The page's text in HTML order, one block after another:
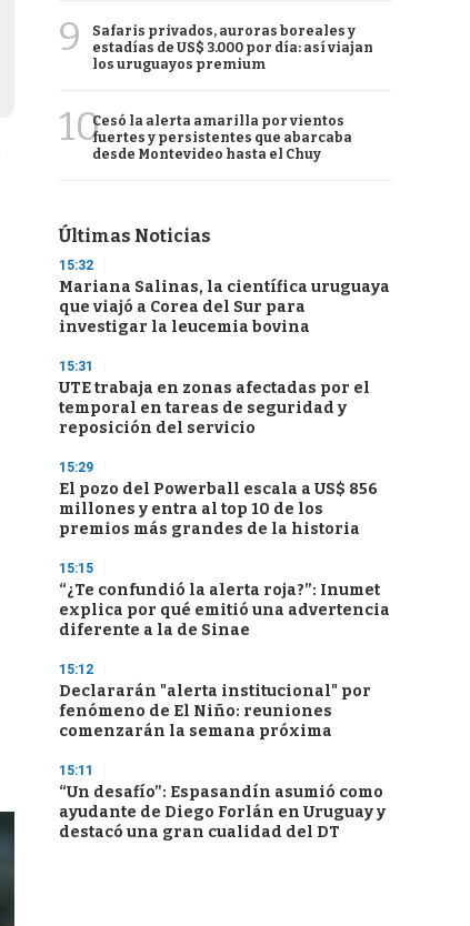
9
Safaris privados, auroras boreales y
estadías de US$ 3.000 por día: así viajan
los uruguayos premium
10Cesó la alerta amarilla por vientos
fuertes y persistentes que abarcaba
desde Montevideo hasta el Chuy
Últimas Noticias
15:32
Mariana Salinas, la científica uruguaya
que viajó a Corea del Sur para
investigar la leucemia bovina
15:31
UTE trabaja en zonas afectadas por el
temporal en tareas de seguridad y
reposición del servicio
15:29
El pozo del Powerball escala a US$ 856
millones y entra al top 10 de los
premios más grandes de la historia
15:15
“¿Te confundió la alerta roja?”: Inumet
explica por qué emitió una advertencia
diferente a la de Sinae
15:12
Declararán "alerta institucional" por
fenómeno de El Niño: reuniones
comenzarán la semana próxima
15:11
“Un desafío”: Espasandín asumió como
ayudante de Diego Forlán en Uruguay y
destacó una gran cualidad del DT